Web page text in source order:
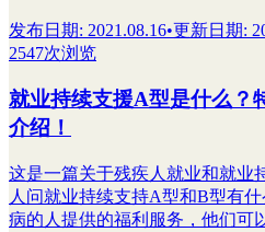
发布日期: 2021.08.16•更新日期:
2547次浏览
就业持续支援A型是什么？
介绍！
这是一篇关于残疾人就业和就业
人问就业持续支持A型和B型有
病的人提供的福利服务，他们可